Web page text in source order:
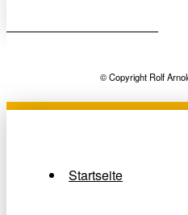
© Copyright Rolf
Startseite